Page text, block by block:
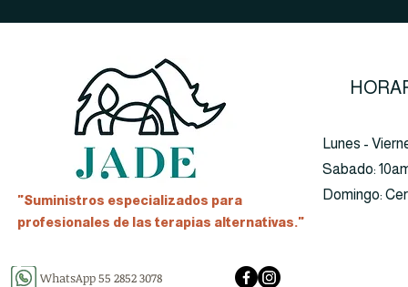
"Suministros especializados para
profesionales de las terapias alternativas."
WhatsApp 55 2852 3078
Lunes -
​​Sabado:
​Domingo: